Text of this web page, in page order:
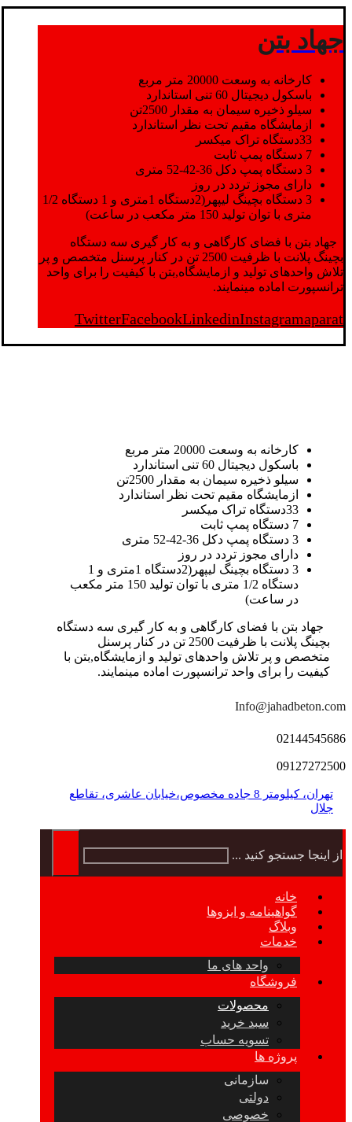
جهاد بتن
کارخانه به وسعت 20000 متر مربع
باسکول دیجیتال 60 تنی استاندارد
سیلو ذخیره سیمان به مقدار 2500تن
ازمایشگاه مقیم تحت نظر استاندارد
33دستگاه تراک میکسر
7 دستگاه پمپ ثابت
3 دستگاه پمپ دکل 36-42-52 متری
دارای مجوز تردد در روز
3 دستگاه بچینگ لیپهر(2دستگاه 1متری و 1 دستگاه 1/2
متری با توان تولید 150 متر مکعب در ساعت)
جهاد بتن با فضای کارگاهی و به کار گیری سه دستگاه
بچینگ پلانت با ظرفیت 2500 تن در کنار پرسنل متخصص و پر
تلاش واحدهای تولید و ازمایشگاه,بتن با کیفیت را برای واحد
ترانسپورت اماده مینمایند.
TwitterFacebookLinkedinInstagramaparat
کارخانه به وسعت 20000 متر مربع
باسکول دیجیتال 60 تنی استاندارد
سیلو ذخیره سیمان به مقدار 2500تن
ازمایشگاه مقیم تحت نظر استاندارد
33دستگاه تراک میکسر
7 دستگاه پمپ ثابت
3 دستگاه پمپ دکل 36-42-52 متری
دارای مجوز تردد در روز
3 دستگاه بچینگ لیپهر(2دستگاه 1متری و 1
دستگاه 1/2 متری با توان تولید 150 متر مکعب
در ساعت)
جهاد بتن با فضای کارگاهی و به کار گیری سه دستگاه
بچینگ پلانت با ظرفیت 2500 تن در کنار پرسنل
متخصص و پر تلاش واحدهای تولید و ازمایشگاه,بتن با
کیفیت را برای واحد ترانسپورت اماده مینمایند.
Info@jahadbeton.com
02144545686
09127272500
تهران، کیلومتر 8 جاده مخصوص،خیابان عاشری، تقاطع
جلال
از اینجا جستجو کنید ...
خانه
گواهینامه و ایزوها
وبلاگ
خدمات
واحد های ما
فروشگاه
محصولات
سبد خرید
تسویه حساب
پروژه ها
سازمانی
دولتی
خصوصی